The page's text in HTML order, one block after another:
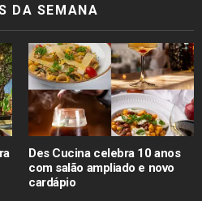
DA SEMANA
Des Cucina celebra 10 anos
com salão ampliado e novo
cardápio